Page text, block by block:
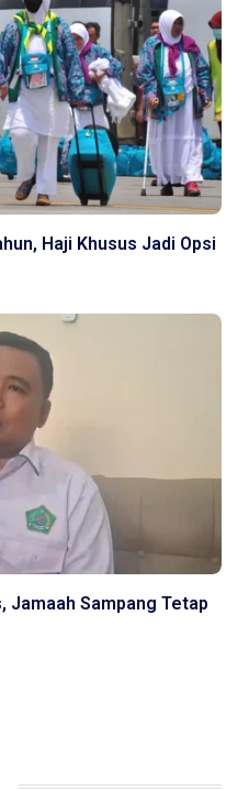
Haji Khusus Jadi Opsi
Jamaah Sampang Tetap